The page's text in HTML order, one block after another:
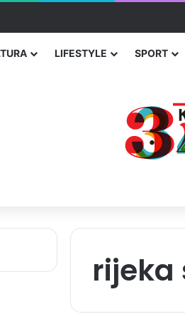
i Kojović traže poseban status za
LIFESTYLE SPORT
rijeka